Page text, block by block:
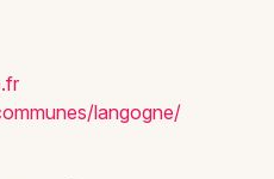
r
munes/langogne/